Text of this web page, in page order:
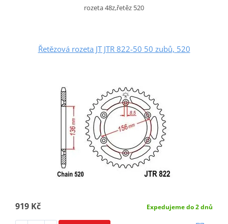
rozeta 48z,řetěz 520
Řetězová rozeta JT JTR 822-50 50 zubů, 520
919 Kč Expedujeme do 2 dnů